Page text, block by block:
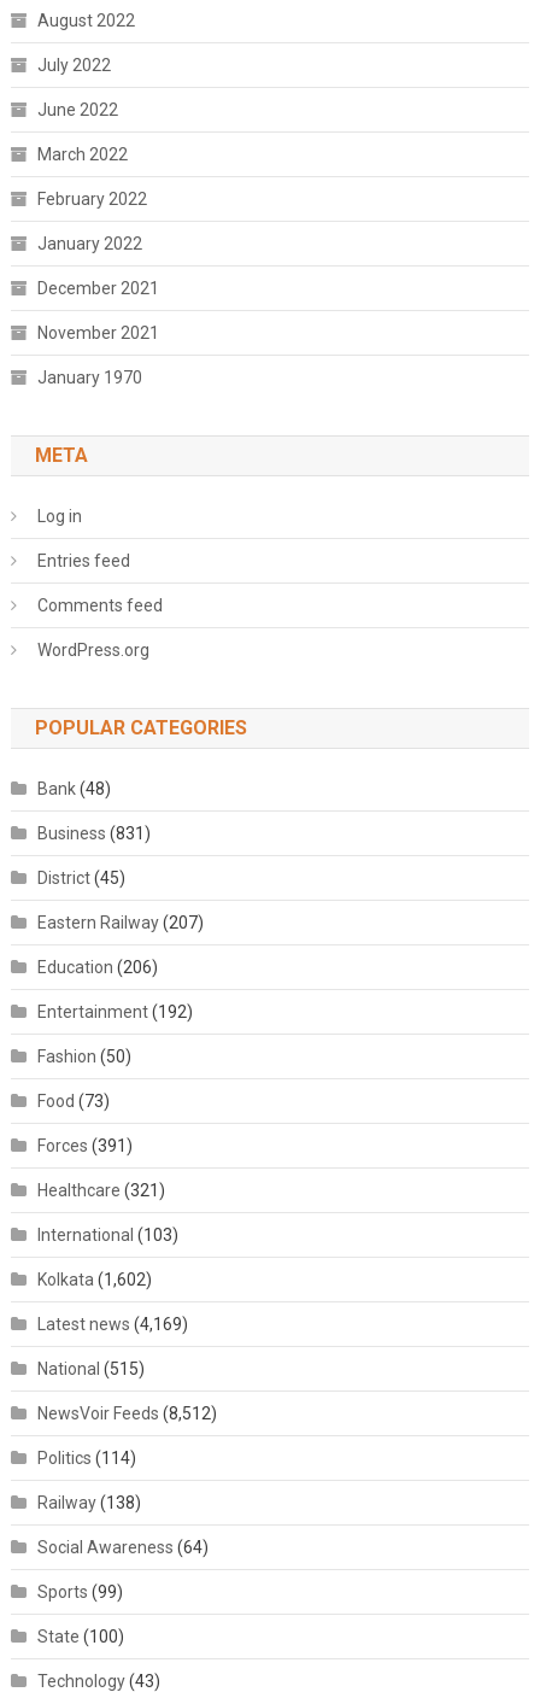
August 2022
July 2022
June 2022
March 2022
February 2022
January 2022
December 2021
November 2021
January 1970
META
Log in
Entries feed
Comments feed
WordPress.org
POPULAR CATEGORIES
Bank(48)
Business (831)
District(45)
Eastern Railway(207)
Education (206)
Entertainment(192)
Fashion (50)
Food (73)
Forces (391)
Healthcare (321)
International (103)
Kolkata (1,602)
Latest news (4,169)
National (515)
NewsVoir Feeds (8,512)
Politics (114)
Railway(138)
Social Awareness (64)
Sports (99)
State (100)
Technology(43)